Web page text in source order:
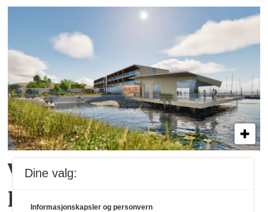
Vil bygge nytt kysthotell
på Hvaler
Dine valg:
Informasjonskapsler og personvern